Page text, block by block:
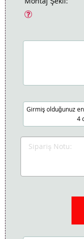
Girmiş olduğunuz
4